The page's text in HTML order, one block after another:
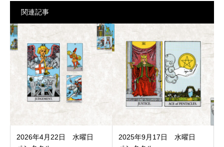
関連記事
2026年4月22日 水曜日
2025年9月17日 水曜日